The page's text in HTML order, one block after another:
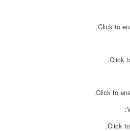
Click to
Click
Click to
Click